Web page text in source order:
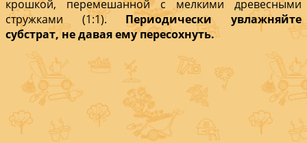
крошкой, перемешанной с мелкими древесными
стружками (1:1). Периодически увлажняйте
субстрат, не давая ему пересохнуть.